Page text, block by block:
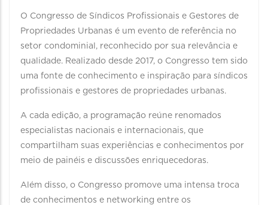
O Congresso de Síndicos Profissionais e Gestores de
Propriedades Urbanas é um evento de referência no
setor condominial, reconhecido por sua relevância e
qualidade. Realizado desde 2017, o Congresso tem sido
uma fonte de conhecimento e inspiração para síndicos
profissionais e gestores de propriedades urbanas.
A cada edição, a programação reúne renomados
especialistas nacionais e internacionais, que
compartilham suas experiências e conhecimentos por
meio de painéis e discussões enriquecedoras.
Além disso, o Congresso promove uma intensa troca
de conhecimentos e networking entre os